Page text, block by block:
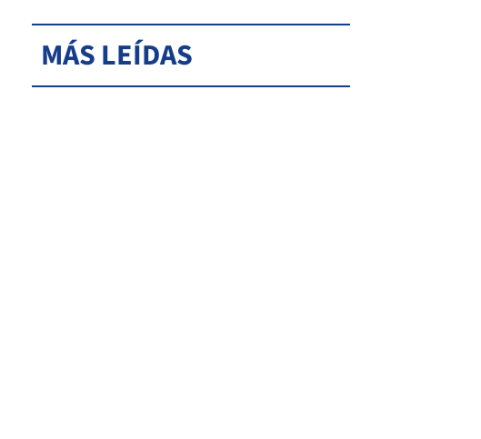
MÁS LEÍDAS